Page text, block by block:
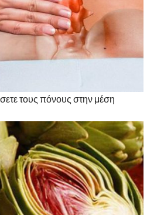
τους πόνους στην μέση